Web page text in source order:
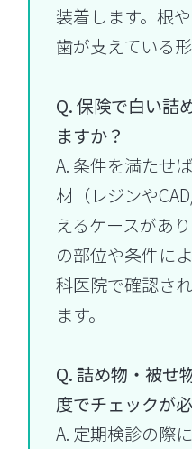
装着します。根
歯が支えている形
Q. 保険で白い詰
ますか？
A. 条件を満たせ
材（レジンや
えるケースがあ
の部位や条件に
科医院で確認さ
ます。
Q. 詰め物・被せ
度でチェックが
A. 定期検診の際